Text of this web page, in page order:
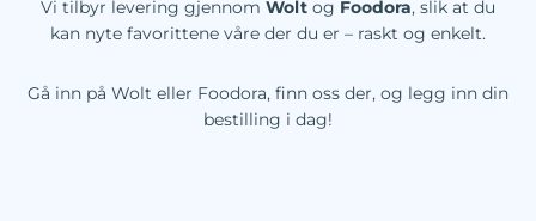
Vi tilbyr levering gjennom Wolt og Foodora, slik at du
kan nyte favorittene våre der du er – raskt og enkelt.
Gå inn på Wolt eller Foodora, finn oss der, og legg inn din
bestilling i dag!